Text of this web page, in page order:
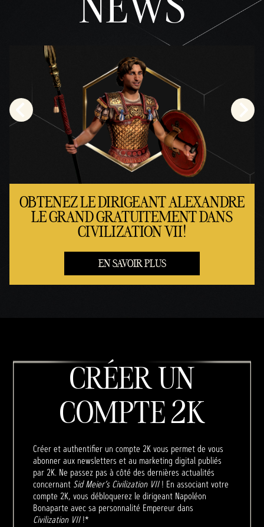
OBTENEZ LE DIRIGEANT ALEXANDRE
LE GRAND GRATUITEMENT DANS
CIVILIZATION VII!
EN SAVOIR PLUS
CRÉER UN
COMPTE 2K
Créer et authentifier un compte 2K vous permet de vous
abonner aux newsletters et au marketing digital publiés
par 2K. Ne passez pas à côté des dernières actualités
concernant Sid Meier’s Civilization VII! En associant votre
compte 2K, vous débloquerez le dirigeant Napoléon
Bonaparte avec sa personnalité Empereur dans
Civilization VII!*